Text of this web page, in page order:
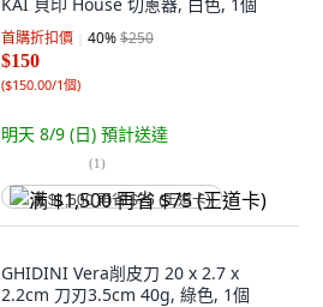
首購折扣價 40%$250
$150
($150.00/1個)
明天 8/9 (日) 預計送達
(1)
满 $1,500 再省 $75 (王道卡)
GHIDINI Vera削皮刀 20 x 2.7 x
2.2cm 刀刃3.5cm 40g, 綠色, 1個